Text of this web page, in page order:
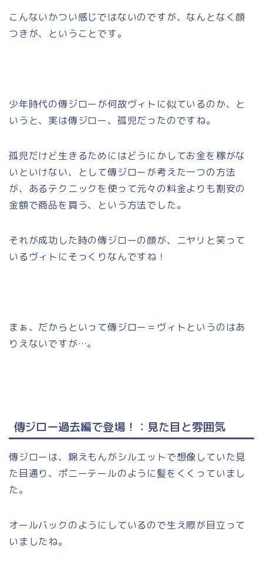
こんないかつい感じではないのですが、なんとなく顔
つきが、ということです。
少年時代の傳ジローが何故ヴィトに似ているのか、と
いうと、実は傳ジロー、孤児だったのですね。
孤児だけど生きるためにはどうにかしてお金を稼がな
いといけない、として傳ジローが考えた一つの方法
が、あるテクニックを使って元々の料金よりも割安の
金額で商品を買う、という方法でした。
それが成功した時の傳ジローの顔が、ニヤリと笑って
いるヴィトにそっくりなんですね！
まぁ、だからといって傳ジロー＝ヴィトというのはあ
りえないですが…。
傳ジロー過去編で登場！：見た目と雰囲気
傳ジローは、錦えもんがシルエットで想像していた見
た目通り、ポニーテールのように髪をくくっていまし
た。
オールバックのようにしているので生え際が目立って
いましたね。